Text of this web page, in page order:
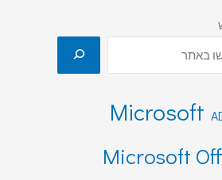
Microsoft
Microsoft